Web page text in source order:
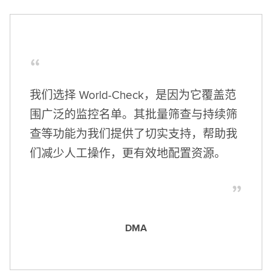
我们选择 World-Check，是因为它覆盖范
围广泛的监控名单。其批量筛查与持续筛
查等功能为我们提供了切实支持，帮助我
们减少人工操作，更有效地配置资源。
DMA